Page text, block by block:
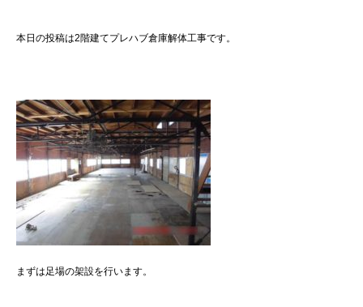
本日の投稿は2階建てプレハブ倉庫解体工事です。
まずは足場の架設を行います。